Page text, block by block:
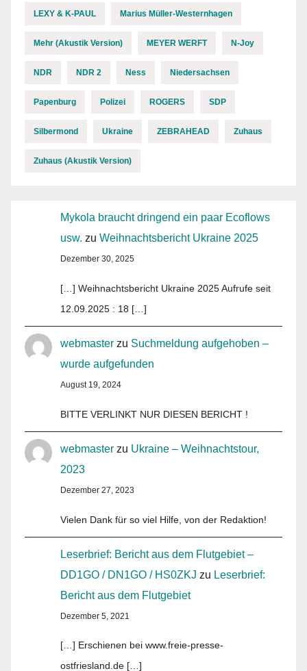
LEXY & K-PAUL Marius Müller-Westernhagen
Mehr (Akustik Version) MEYER WERFT N-Joy
NDR NDR 2 Ness Niedersachsen
Papenburg Polizei ROGERS SDP
Silbermond Ukraine ZEBRAHEAD Zuhaus
Zuhaus (Akustik Version)
Mykola braucht dringend ein paar Ecoflows
usw. zu Weihnachtsbericht Ukraine 2025
Dezember 30, 2025
[…] Weihnachtsbericht Ukraine 2025 Aufrufe seit
12.09.2025 : 18 […]
webmaster zu Suchmeldung aufgehoben –
wurde aufgefunden
August 19, 2024
BITTE VERLINKT NUR DIESEN BERICHT !
webmaster zu Ukraine – Weihnachtstour,
2023
Dezember 27, 2023
Vielen Dank für so viel Hilfe, von der Redaktion!
Leserbrief: Bericht aus dem Flutgebiet –
DD1GO / DN1GO / HS0ZKJ zu Leserbrief:
Bericht aus dem Flutgebiet
Dezember 5, 2021
[…] Erschienen bei www.freie-presse-
ostfriesland.de […]